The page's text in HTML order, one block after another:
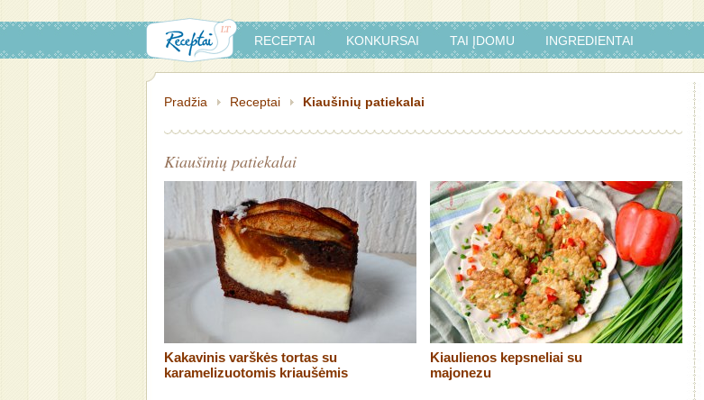
RECEPTAI KONKURSAI TAI ĮDOMU INGREDIENTAI
Pradžia Receptai Kiaušinių patiekalai
Kiaušinių patiekalai
Kakavinis varškės tortas su
karamelizuotomis kriaušėmis
Kiaulienos kepsneliai su
majonezu